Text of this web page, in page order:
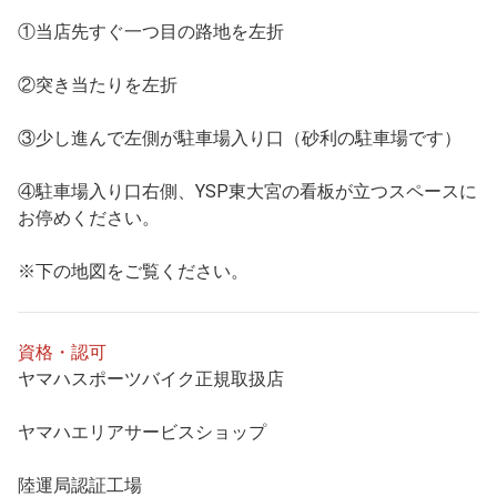
①当店先すぐ一つ目の路地を左折
②突き当たりを左折
③少し進んで左側が駐車場入り口（砂利の駐車場です）
④駐車場入り口右側、YSP東大宮の看板が立つスペースに
お停めください。
※下の地図をご覧ください。
資格・認可
ヤマハスポーツバイク正規取扱店
ヤマハエリアサービスショップ
陸運局認証工場